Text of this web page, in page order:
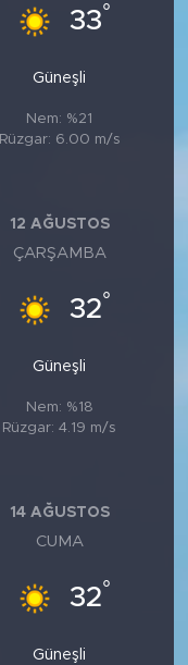
33°
Güneşli
Nem: %21
Rüzgar: 6.00 m/s
12 AĞUSTOS
ÇARŞAMBA
32°
Güneşli
Nem: %18
Rüzgar: 4.19 m/s
14 AĞUSTOS
CUMA
32°
Güneşli